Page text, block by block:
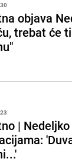
objava
trebat će
|